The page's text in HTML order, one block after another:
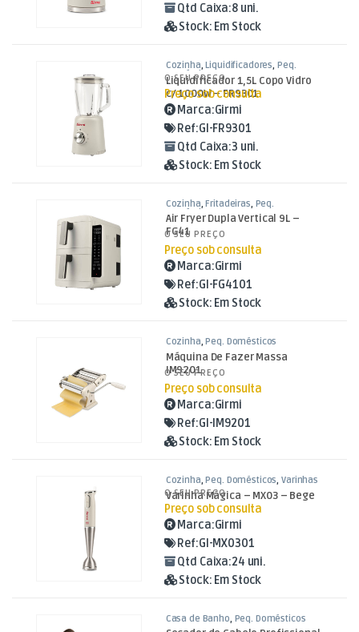
Qtd Caixa:8 uni.
Stock: Em Stock
Cozinha,Liquidificadores, Peq.
Domésticos
Liquidificador 1,5L Copo Vidro
c/ 1000W – FR9301
O SEU PREÇO
Preço sob consulta
Marca:Girmi
Ref:GI-FR9301
Qtd Caixa:3 uni.
Stock: Em Stock
Cozinha ,Fritadeiras Peq.
Domésticos
Air Fryer Dupla Vertical 9L –
FG41
O SEU PREÇO
Preço sob consulta
Marca:Girmi
Ref:GI-FG4101
Stock: Em Stock
Cozinha, Peq. Domésticos
Máquina De Fazer Massa
IM9201
O SEU PREÇO
Preço sob consulta
Marca:Girmi
Ref:GI-IM9201
Stock: Em Stock
Cozinha,Peq. Domésticos,Varinhas
Varinha Mágica – MX03 – Bege
O SEU PREÇO
Preço sob consulta
Marca:Girmi
Ref:GI-MX0301
Qtd Caixa:24 uni.
Stock: Em Stock
Casa de Banho Peq. Domésticos